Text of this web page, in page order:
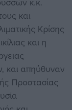
και
Κρίσης
και η
και απηύθυναν
Προστασίας